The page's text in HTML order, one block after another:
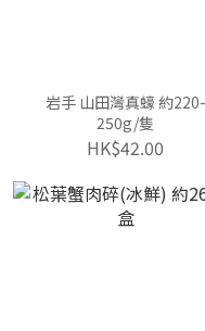
岩手 山田灣真蠔 約220-
250g/隻
HK$42.00